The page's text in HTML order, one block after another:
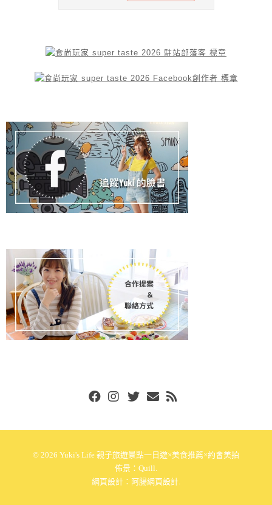
© 2026 Yuki's Life 親子旅遊景點一日遊×美食推薦×約會美拍
佈景： Quill
網頁設計： 阿腸網頁設計